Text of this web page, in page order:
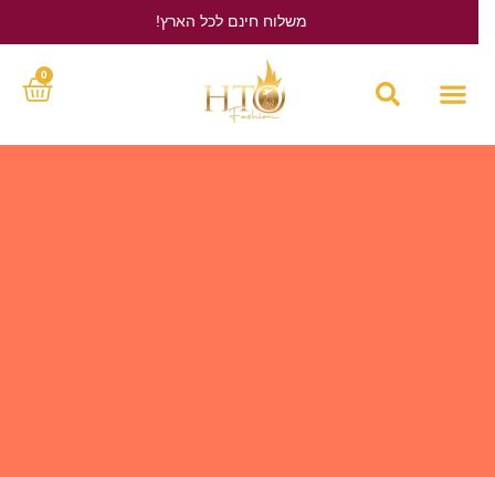
משלוח חינם לכל הארץ!